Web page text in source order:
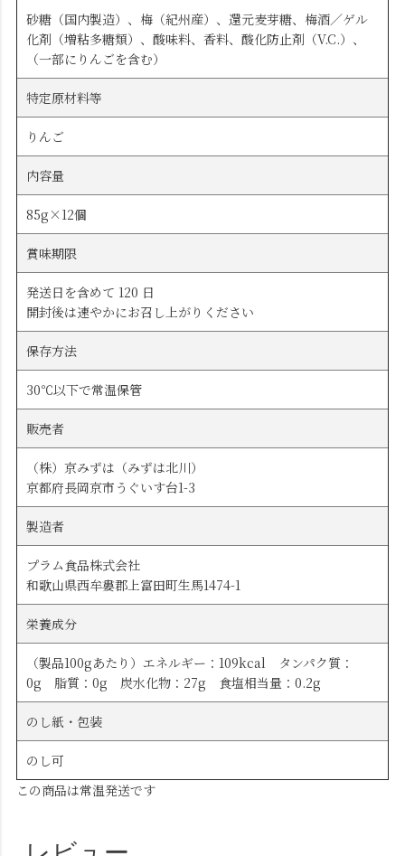
砂糖（国内製造）、梅（紀州産）、還元麦芽糖、梅酒／ゲル
化剤（増粘多糖類）、酸味料、香料、酸化防止剤（V.C.）、
（一部にりんごを含む）
特定原材料等
りんご
内容量
85g×12個
賞味期限
発送日を含めて 120 日
開封後は速やかにお召し上がりください
保存方法
30℃以下で常温保管
販売者
（株）京みずは（みずは北川）
京都府長岡京市うぐいす台1-3
製造者
プラム食品株式会社
和歌山県西牟婁郡上富田町生馬1474-1
栄養成分
（製品100gあたり）エネルギー：109kcal タンパク質：
0g 脂質：0g 炭水化物：27g 食塩相当量：0.2g
のし紙・包装
のし可
この商品は常温発送です